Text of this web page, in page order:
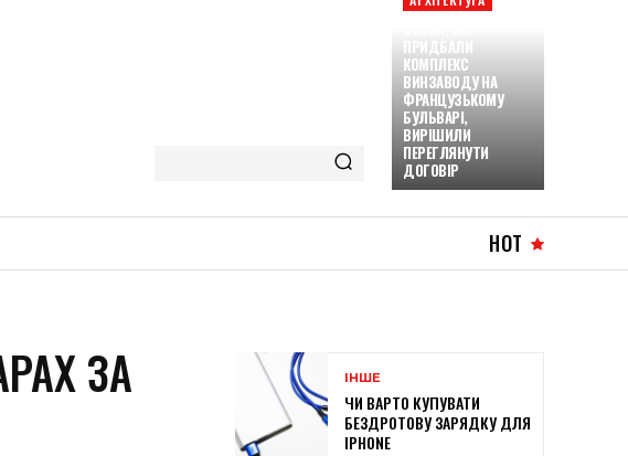
ПРИДБАЛИ
КОМПЛЕКС
ВИНЗАВОДУ НА
ФРАНЦУЗЬКОМУ
БУЛЬВАРІ,
ВИРІШИЛИ
ПЕРЕГЛЯНУТИ
ДОГОВІР
HOT
ЗА
ІНШЕ
ЧИ ВАРТО КУПУВАТИ
БЕЗДРОТОВУ ЗАРЯДКУ ДЛЯ
IPHONE